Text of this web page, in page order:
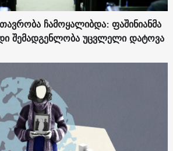
ჩამოყალიბდა: ფაშინიანმა
შემადგენლობა უცვლელი დატოვა